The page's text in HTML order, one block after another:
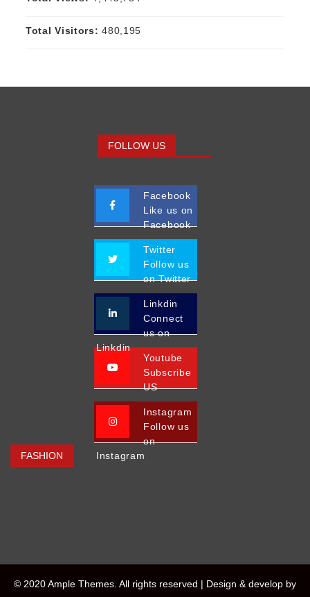
Total Visitors:480,195
FASHION
FOLLOW US
Facebook
Like us on
Facebook
Twitter
Follow us
on Twitter
Linkdin
Connect
us on
Linkdin
Youtube
Subscribe
US
Instagram
Follow us
on
Instagram
© 2020 Ample Themes. All rights reserved | Design & develop by